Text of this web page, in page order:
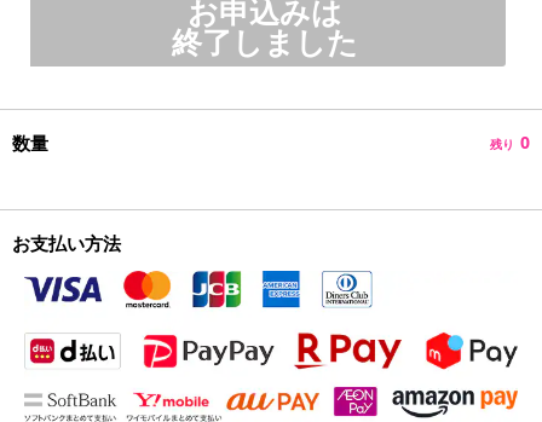
お申込みは
終了しました
数量 残り 0
お支払い方法